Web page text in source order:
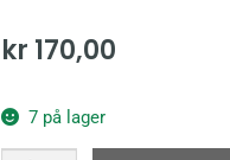
kr 170,00
7 på lager